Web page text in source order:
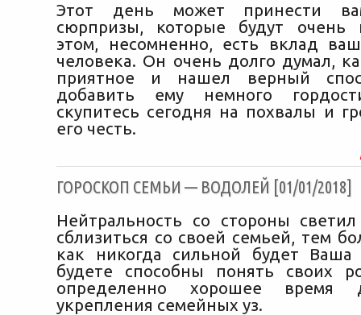
Этот день может принести
сюрпризы, которые будут очень
этом, несомненно, есть вклад
человека. Он очень долго думал,
приятное и нашел верный
добавить ему немного
скупитесь сегодня на похвалы и
его честь.
ГОРОСКОП СЕМЬИ — ВОДОЛЕЙ [01/01/2018]
Нейтральность со стороны
сблизиться со своей семьей, тем
как никогда сильной будет
будете способны понять своих
определенно хорошее время
укрепления семейных уз.